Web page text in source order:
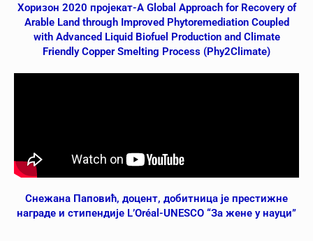
Хоризон 2020 пројекат-A Global Approach for Recovery of
Arable Land through Improved Phytoremediation Coupled
with Advanced Liquid Biofuel Production and Climate
Friendly Copper Smelting Process (Phy2Climate)
Снежана Паповић, доцент, добитница је престижне
награде и стипендије L’Oréal-UNESCO “За жене у науци”